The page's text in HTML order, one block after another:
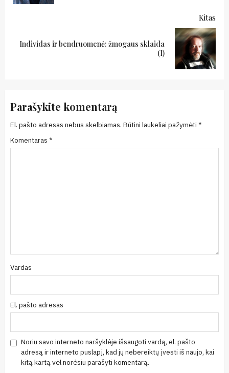
Kitas
Kitas:
Individas ir bendruomenė: žmogaus sklaida
(I)
Parašykite komentarą
El. pašto adresas nebus skelbiamas. Būtini laukeliai pažymėti *
Komentaras *
Vardas
El. pašto adresas
Noriu savo interneto naršyklėje išsaugoti vardą, el. pašto
adresą ir interneto puslapį, kad jų nebereiktų įvesti iš naujo, kai
kitą kartą vėl norėsiu parašyti komentarą.